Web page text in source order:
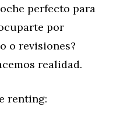
perfecto para
por
o revisiones?
realidad.
renting: